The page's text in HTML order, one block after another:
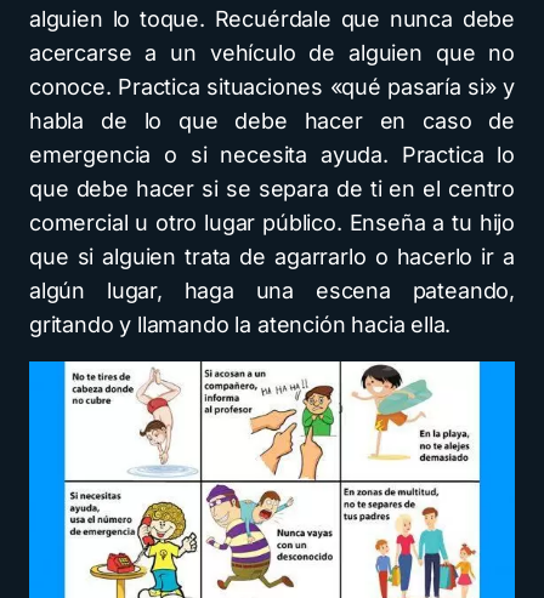
alguien lo toque. Recuérdale que nunca debe
acercarse a un vehículo de alguien que no
conoce. Practica situaciones «qué pasaría si» y
habla de lo que debe hacer en caso de
emergencia o si necesita ayuda. Practica lo
que debe hacer si se separa de ti en el centro
comercial u otro lugar público. Enseña a tu hijo
que si alguien trata de agarrarlo o hacerlo ir a
algún lugar, haga una escena pateando,
gritando y llamando la atención hacia ella.